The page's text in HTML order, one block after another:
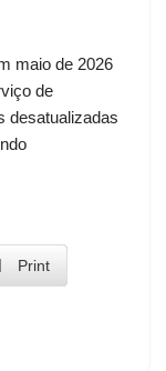
maio de 2026
de
desatualizadas
Print